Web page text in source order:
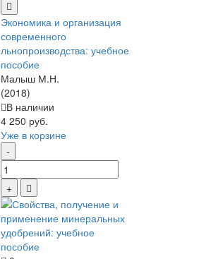
Экономика и организация
современного
льнопроизводства: учебное
пособие
Малыш М.Н.
(2018)
В наличии
4 250 руб.
Уже в корзине